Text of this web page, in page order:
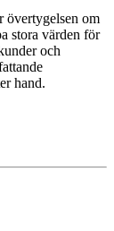
övertygelsen om
stora värden för
och
hand.